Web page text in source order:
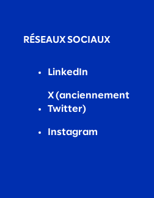
RÉSEAUX SOCIAUX
LinkedIn
X (anciennement
Twitter)
Instagram